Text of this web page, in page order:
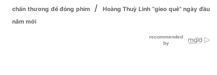
chấn thương để đóng phim
/
Hoàng Thuỳ Linh “gieo quẻ” ngày đầu
năm mới